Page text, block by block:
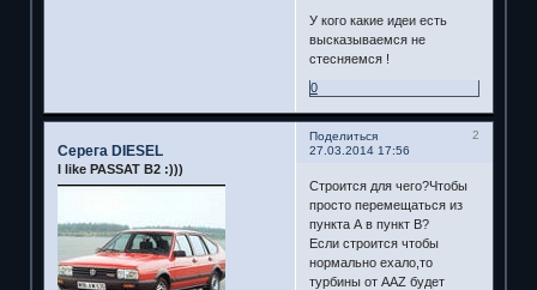
У кого какие идеи есть
высказываемся не
стесняемся !
0
Поделиться
2
27.03.2014 17:56
Серега DIESEL
I like PASSAT B2 :)))
Строится для чего?Чтобы
просто перемещаться из
пункта А в пункт В?
Если строится чтобы
нормально ехало,то
турбины от AAZ будет